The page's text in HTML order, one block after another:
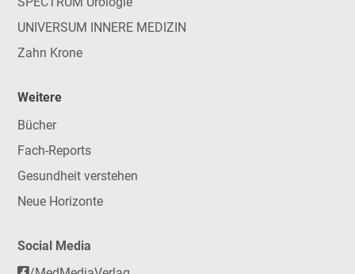
UNIVERSUM INNERE MEDIZIN
Zahn Krone
Weitere
Bücher
Fach-Reports
Gesundheit verstehen
Neue Horizonte
Social Media